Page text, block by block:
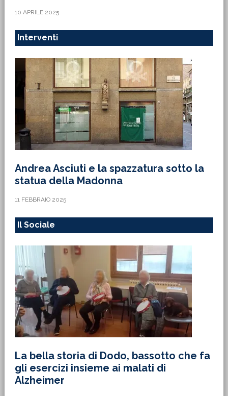
10 APRILE 2025
Interventi
Andrea Asciuti e la spazzatura sotto la
statua della Madonna
11 FEBBRAIO 2025
Il Sociale
La bella storia di Dodo, bassotto che fa
gli esercizi insieme ai malati di
Alzheimer